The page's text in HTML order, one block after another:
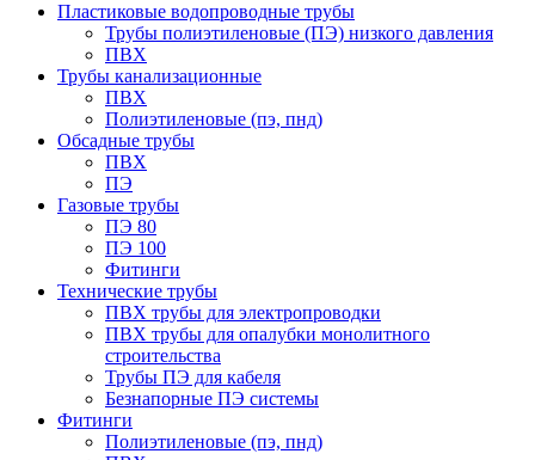
Пластиковые водопроводные трубы
Трубы полиэтиленовые (ПЭ) низкого давления
ПВХ
Трубы канализационные
ПВХ
Полиэтиленовые (пэ, пнд)
Обсадные трубы
ПВХ
ПЭ
Газовые трубы
ПЭ 80
ПЭ 100
Фитинги
Технические трубы
ПВХ трубы для электропроводки
ПВХ трубы для опалубки монолитного
строительства
Трубы ПЭ для кабеля
Безнапорные ПЭ системы
Фитинги
Полиэтиленовые (пэ, пнд)